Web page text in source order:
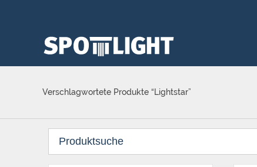
Verschlagwortete Produkte “Lightstar”